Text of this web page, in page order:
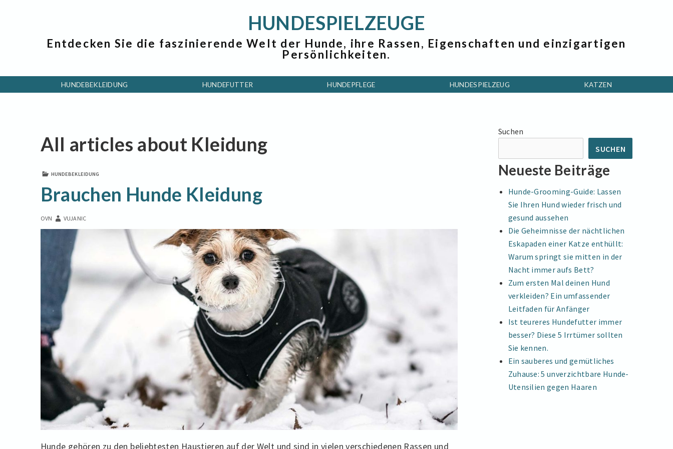
HUNDESPIELZEUGE
Entdecken Sie die faszinierende Welt der Hunde, ihre Rassen, Eigenschaften und einzigartigen
Persönlichkeiten.
HUNDEBEKLEIDUNG HUNDEFUTTER HUNDEPFLEGE HUNDESPIELZEUG KATZEN
All articles about Kleidung
HUNDEBEKLEIDUNG
Brauchen Hunde Kleidung
OVN VUJANIC
Hunde gehören zu den beliebtesten Haustieren auf der Welt und sind in vielen verschiedenen Rassen und
Suchen
SUCHEN
Neueste Beiträge
Hunde-Grooming-Guide: Lassen
Sie Ihren Hund wieder frisch und
gesund aussehen
Die Geheimnisse der nächtlichen
Eskapaden einer Katze enthüllt:
Warum springt sie mitten in der
Nacht immer aufs Bett?
Zum ersten Mal deinen Hund
verkleiden? Ein umfassender
Leitfaden für Anfänger
Ist teureres Hundefutter immer
besser? Diese 5 Irrtümer sollten
Sie kennen.
Ein sauberes und gemütliches
Zuhause: 5 unverzichtbare Hunde-
Utensilien gegen Haaren